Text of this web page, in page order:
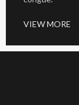
VIEW MORE